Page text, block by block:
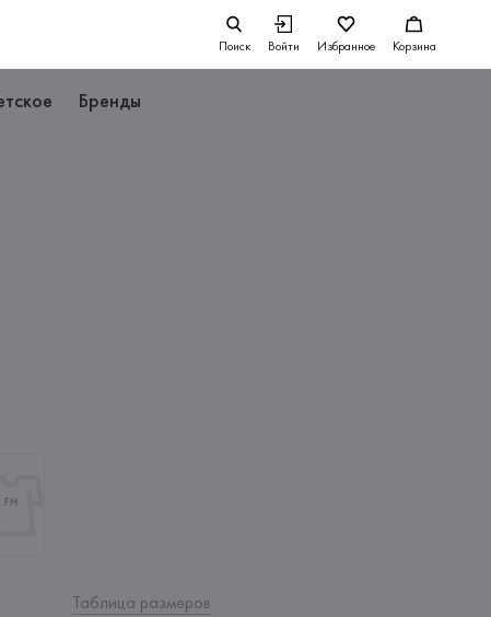
Поиск Войти Избранное Корзина
Бренды
Таблица размеров